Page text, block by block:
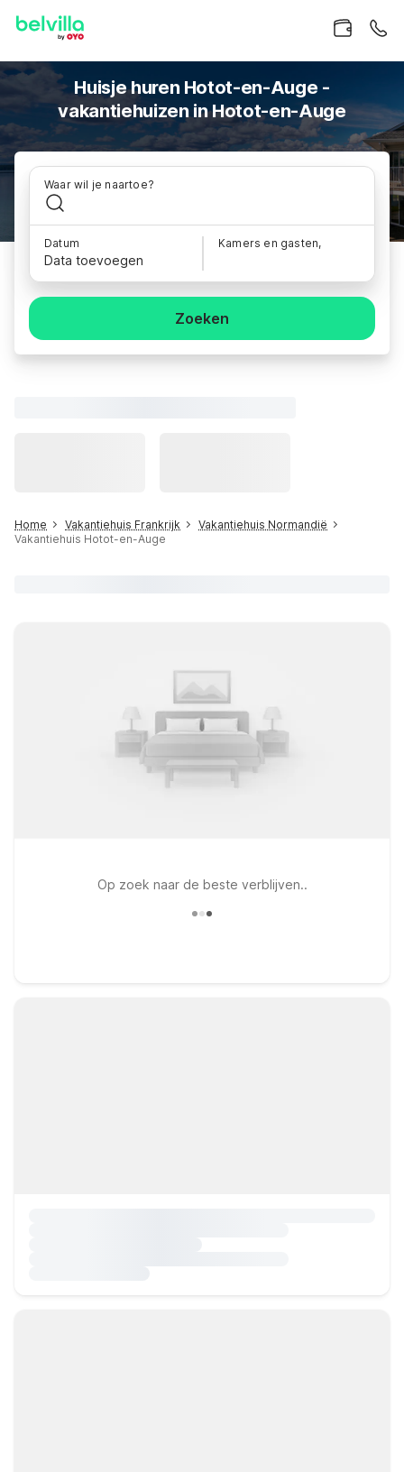
Huisje huren Hotot-en-Auge -
vakantiehuizen in Hotot-en-Auge
Waar wil je naartoe?
Datum
Data toevoegen
Kamers en gasten,
Zoeken
Home Vakantiehuis Frankrijk
Vakantiehuis Normandië
Vakantiehuis Hotot-en-Auge
Op zoek naar de beste verblijven..